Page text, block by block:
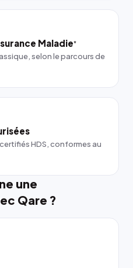
Maladie*
selon le parcours de
HDS, conformes au
une
Qare ?